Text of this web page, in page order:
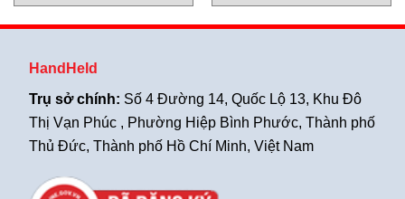
HandHeld
Trụ sở chính: Số 4 Đường 14, Quốc Lộ 13, Khu Đô
Thị Vạn Phúc , Phường Hiệp Bình Phước, Thành phố
Thủ Đức, Thành phố Hồ Chí Minh, Việt Nam